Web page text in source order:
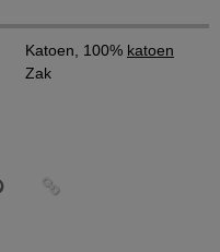
Katoen, 100% katoen
Zak